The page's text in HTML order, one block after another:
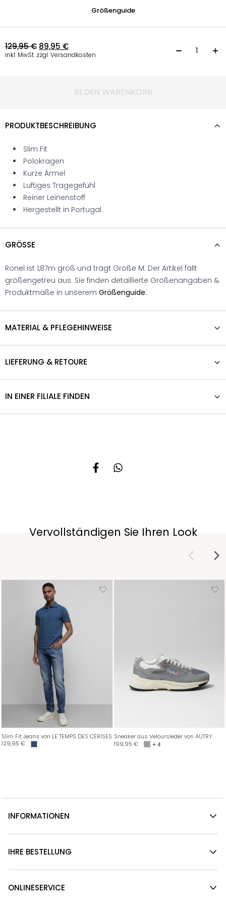
Größenguide
129,95€ 89,95 €
inkl. MwSt. zzgl. Versandkosten
IN DEN WARENKORB
PRODUKTBESCHREIBUNG
Slim Fit
Polokragen
Kurze Ärmel
Luftiges Tragegefühl
Reiner Leinenstoff
Hergestellt in Portugal
GRÖSSE
Ronel ist 1,87m groß und trägt Größe M. Der Artikel fällt
größengetreu aus. Sie finden detaillierte Größenangaben &
Produktmaße in unserem Größenguide.
MATERIAL & PFLEGEHINWEISE
LIEFERUNG & RETOURE
IN EINER FILIALE FINDEN
Vervollständigen Sie Ihren Look
Slim Fit Jeans von LE TEMPS DES CERISES
129,95 €
Sneaker aus Veloursleder von AUTRY
199,95 € + 4
INFORMATIONEN
IHRE BESTELLUNG
ONLINESERVICE